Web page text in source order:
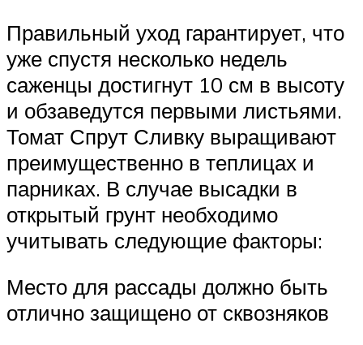
Правильный уход гарантирует, что
уже спустя несколько недель
саженцы достигнут 10 см в высоту
и обзаведутся первыми листьями.
Томат Спрут Сливку выращивают
преимущественно в теплицах и
парниках. В случае высадки в
открытый грунт необходимо
учитывать следующие факторы:
Место для рассады должно быть
отлично защищено от сквозняков